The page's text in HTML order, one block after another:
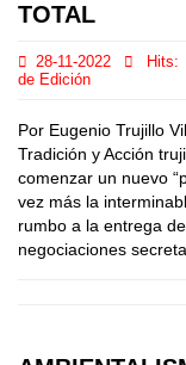
TOTAL
28-11-2022 Hits:
de Edición
Por Eugenio Trujillo
Tradición y Acción
comenzar un nuevo
vez más la
rumbo a la entrega
negociaciones